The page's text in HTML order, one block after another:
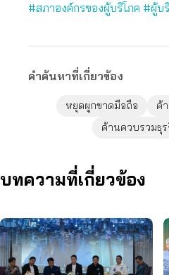
#สภาองค์กรของผู้บริโภค #ผู้บ
คำค้นหาที่เกี่ยวข้อง
หยุดผูกขาดมือถือ
ค้
ค้านควบรวมธุ
บทความที่เกี่ยวข้อง